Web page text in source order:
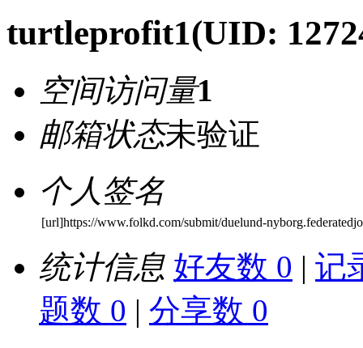
turtleprofit1(UID:
空间访问量1
邮箱状态未验证
个人签名
[url]https://www.folkd.com/submit/duelund-nyborg.federatedjo
统计信息 好友数 0 | 记
题数 0 | 分享数 0